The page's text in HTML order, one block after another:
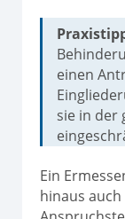
einen
sie in der
Ein
hinaus